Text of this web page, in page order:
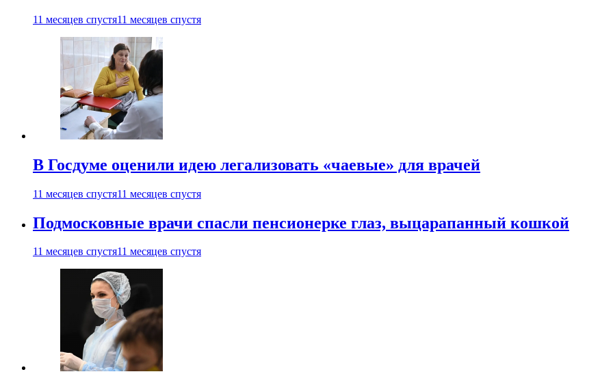
11 месяцев спустя11 месяцев спустя
В Госдуме оценили идею легализовать «чаевые» для врачей
11 месяцев спустя11 месяцев спустя
Подмосковные врачи спасли пенсионерке глаз, выцарапанный кошкой
11 месяцев спустя11 месяцев спустя